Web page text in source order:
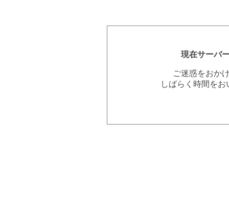
現在サーバ
ご迷惑をおか
しばらく時間を